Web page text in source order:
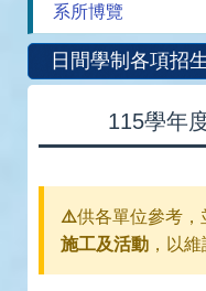
系所博覽
日間學制各項招
115學年
⚠️供各單位參考，
施工及活動 ，以